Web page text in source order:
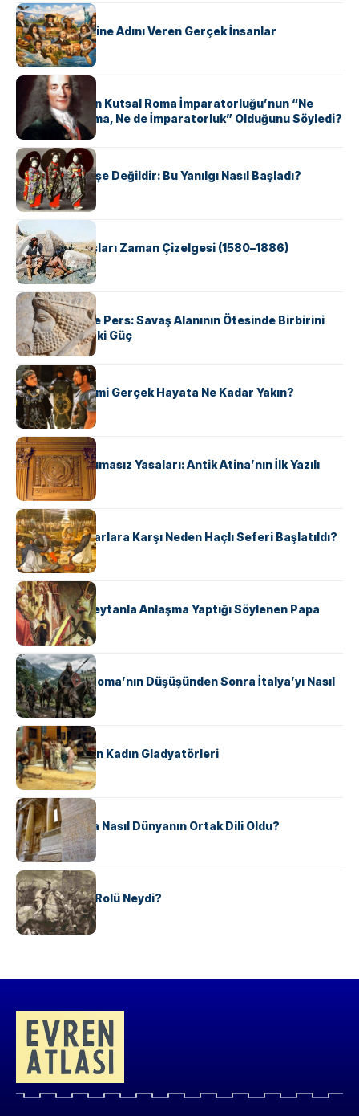
KÜLTÜR
ABD Eyaletlerine Adını Veren Gerçek İnsanlar
KÜLTÜR
Voltaire Neden Kutsal Roma İmparatorluğu’nun “Ne
Kutsal, Ne Roma, Ne de İmparatorluk” Olduğunu Söyledi?
KÜLTÜR
Geyşalar Fahişe Değildir: Bu Yanılgı Nasıl Başladı?
KÜLTÜR
Apache Savaşları Zaman Çizelgesi (1580–1886)
KÜLTÜR
Antik Yunan ve Pers: Savaş Alanının Ötesinde Birbirini
Şekillendiren İki Güç
KÜLTÜR
‘Gladiator’ Filmi Gerçek Hayata Ne Kadar Yakın?
KÜLTÜR
Draco’nun Acımasız Yasaları: Antik Atina’nın İlk Yazılı
Hukuk Kodu
KÜLTÜR
Avrupalı ​​Katharlara Karşı Neden Haçlı Seferi Başlatıldı?
KÜLTÜR
II. Silvester: Şeytanla Anlaşma Yaptığı Söylenen Papa
KÜLTÜR
Ostrogotlar Roma’nın Düşüşünden Sonra İtalya’yı Nasıl
Ele Geçirdi?
KÜLTÜR
Antik Roma’nın Kadın Gladyatörleri
KÜLTÜR
Antik Yunanca Nasıl Dünyanın Ortak Dili Oldu?
KÜLTÜR
Valdensler’in Rolü Neydi?